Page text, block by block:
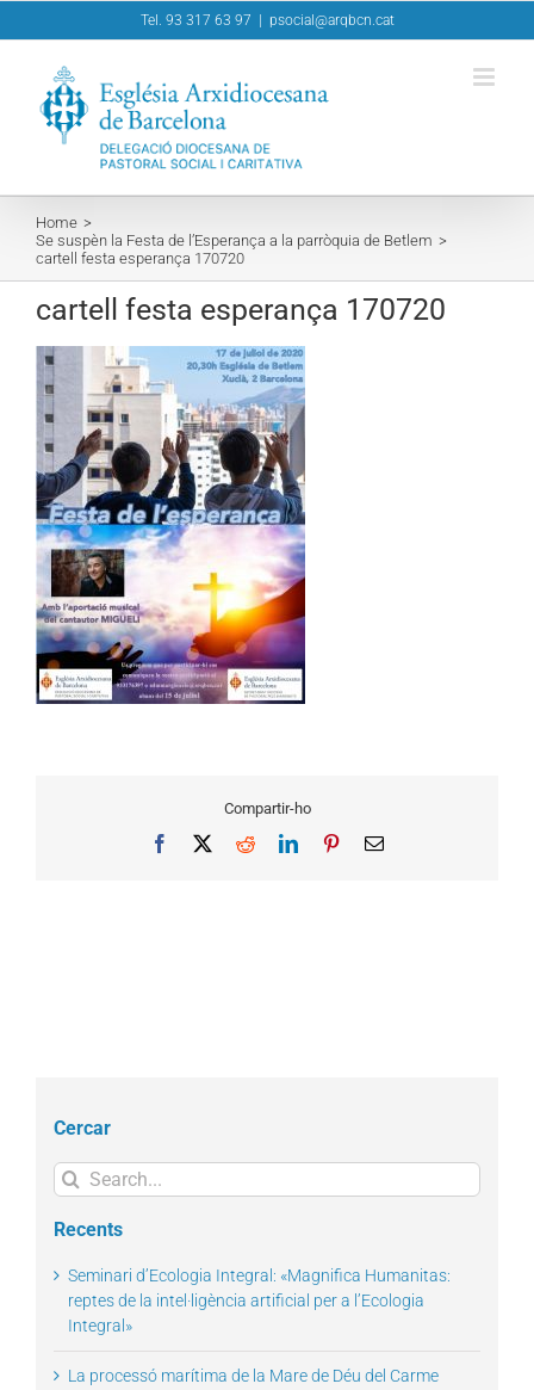
to
Tel. 93 317 63 97 psocial@arqbcn.cat
Home
Se suspèn la Festa de l’Esperança a la parròquia de Betlem
cartell festa esperança 170720
cartell festa esperança 170720
Compartir-ho
Facebook RedditLinkedInPinterestEmail
Cercar
Search
for:
Recents
Seminari d’Ecologia Integral: «Magnifica Humanitas:
reptes de la intel·ligència artificial per a l’Ecologia
Integral»
La processó marítima de la Mare de Déu del Carme